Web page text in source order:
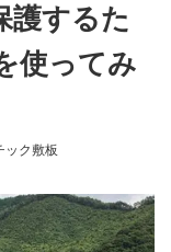
護するた
使ってみ
ック敷板